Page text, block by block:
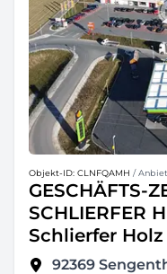
Objekt-ID: CLNFQAMH /
GESCHÄFTS-
SCHLIERFER
Schlierfer Holz
92369